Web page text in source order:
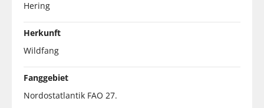
Hering
Herkunft
Wildfang
Fanggebiet
Nordostatlantik FAO 27.